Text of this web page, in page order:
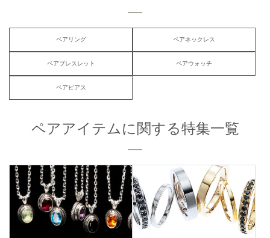
ペアリング ペアネックレス
ペアブレスレット ペアウォッチ
ペアピアス
ペアアイテムに関する特集一覧